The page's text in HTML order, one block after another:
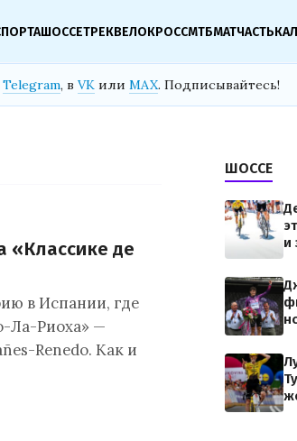
ШОССЕТРЕКВЕЛОКРОССМТБМАТЧАСТЬ
Telegram, в VK или MAX. Подписывайтесь!
«Классике де
в Испании, где
Ла-Риоха» —
Renedo. Как и
ШОССЕ
и